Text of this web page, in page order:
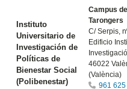
Instituto
Universitario de
Investigación de
Políticas de
Bienestar Social
(Polibenestar)
Campus
Tarongers
C/ Serpis,
Edificio
46022
(València)
961 625